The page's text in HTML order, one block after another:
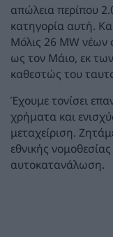
απώλεια περίπου
κατηγορία αυτή.
Μόλις 26 MW
ως τον Μάιο, εκ
καθεστώς του
Έχουμε τονίσει
χρήματα και
μεταχείριση.
εθνικής
αυτοκατανάλωση.